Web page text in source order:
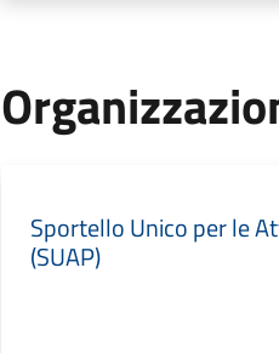
Sportello Unico per le
(SUAP)